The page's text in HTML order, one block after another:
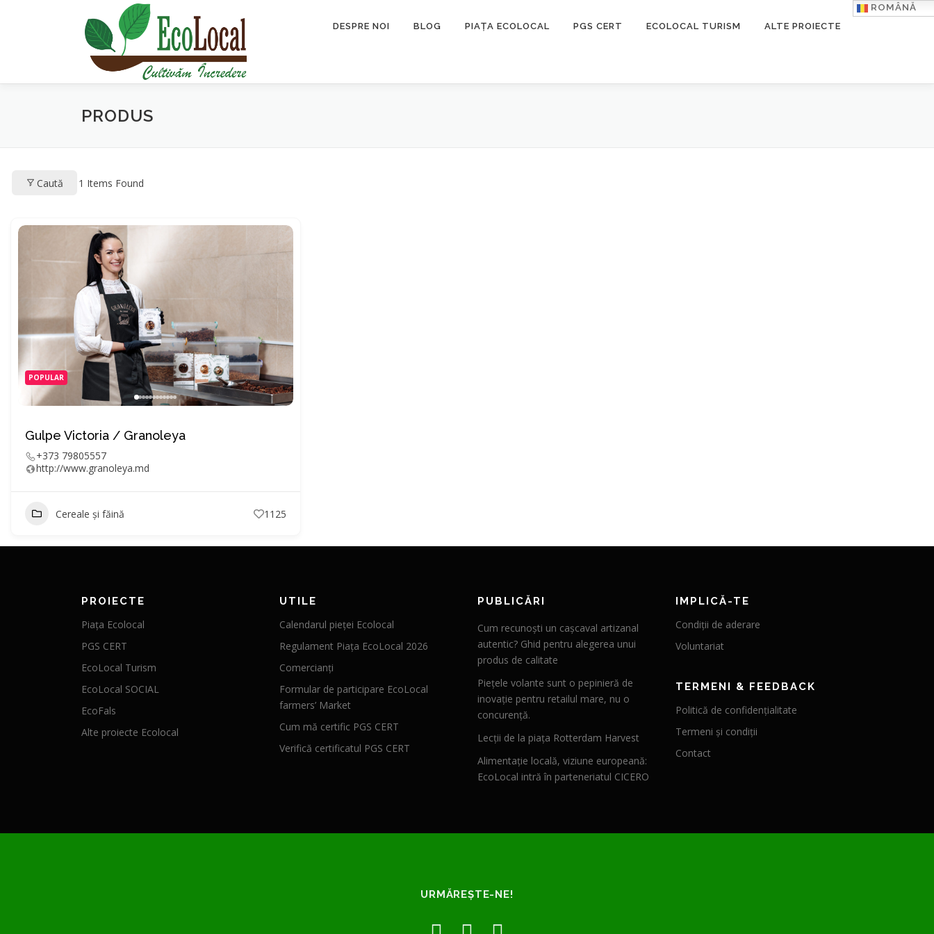
DESPRE NOI BLOG PIAȚA ECOLOCAL PGS CERT ECOLOCAL TURISM ALTE PROIECTE
ROMÂNĂ
PRODUS
Caută 1 Items Found
POPULAR
Gulpe Victoria / Granoleya
+373 79805557
http://www.granoleya.md
Cereale și făină 1125
PROIECTE
Piața Ecolocal
PGS CERT
EcoLocal Turism
EcoLocal SOCIAL
EcoFals
Alte proiecte Ecolocal
UTILE
Calendarul pieței Ecolocal
Regulament Piața EcoLocal 2026
Comercianți
Formular de participare EcoLocal
farmers’ Market
Cum mă certific PGS CERT
Verifică certificatul PGS CERT
PUBLICĂRI
Cum recunoști un cașcaval artizanal
autentic? Ghid pentru alegerea unui
produs de calitate
Piețele volante sunt o pepinieră de
inovație pentru retailul mare, nu o
concurență.
Lecții de la piața Rotterdam Harvest
Alimentație locală, viziune europeană:
EcoLocal intră în parteneriatul CICERO
IMPLICĂ-TE
Condiții de aderare
Voluntariat
TERMENI & FEEDBACK
Politică de confidențialitate
Termeni și condiții
Contact
URMĂREȘTE-NE!